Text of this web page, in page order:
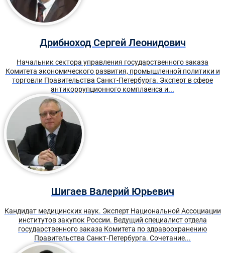
Дрибноход Сергей Леонидович
Начальник сектора управления государственного заказа
Комитета экономического развития, промышленной политики и
торговли Правительства Санкт-Петербурга. Эксперт в сфере
антикоррупционного комплаенса и...
Шигаев Валерий Юрьевич
Кандидат медицинских наук. Эксперт Национальной Ассоциации
институтов закупок России. Ведущий специалист отдела
государственного заказа Комитета по здравоохранению
Правительства Санкт-Петербурга. Сочетание...